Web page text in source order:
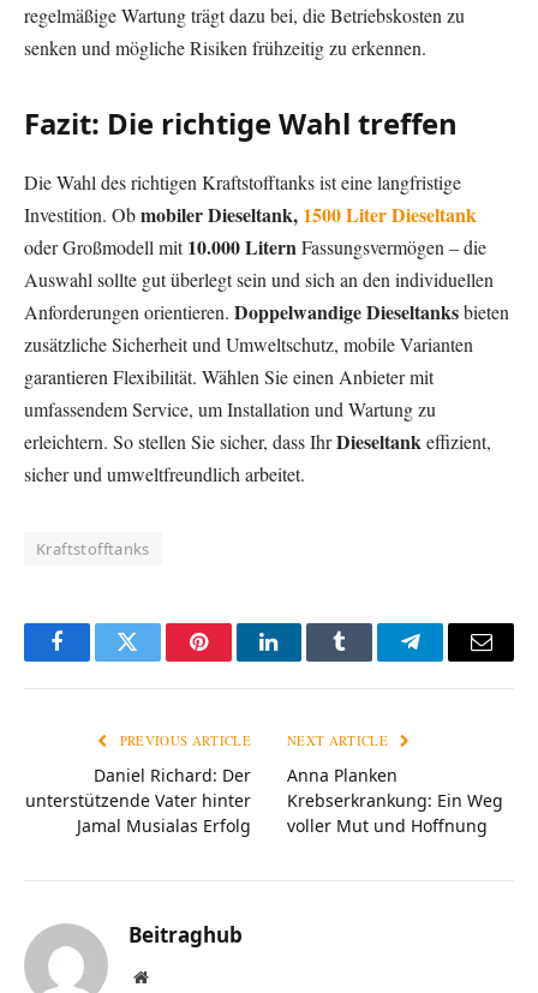
regelmäßige Wartung trägt dazu bei, die Betriebskosten zu
senken und mögliche Risiken frühzeitig zu erkennen.
Fazit: Die richtige Wahl treffen
Die Wahl des richtigen Kraftstofftanks ist eine langfristige
Investition. Obmobiler Dieseltank, 1500 Liter Dieseltank
oder Großmodell mit10.000 LiternFassungsvermögen – die
Auswahl sollte gut überlegt sein und sich an den individuellen
Anforderungen orientieren. Doppelwandige Dieseltanksbieten
zusätzliche Sicherheit und Umweltschutz, mobile Varianten
garantieren Flexibilität. Wählen Sie einen Anbieter mit
umfassendem Service, um Installation und Wartung zu
erleichtern. So stellen Sie sicher, dass IhrDieseltankeffizient,
sicher und umweltfreundlich arbeitet.
Kraftstofftanks
FacebookTwitter PinterestLinkedInTumblr TelegramEmail
PREVIOUS ARTICLE
Daniel Richard: Der
unterstützende Vater hinter
Jamal Musialas Erfolg
NEXT ARTICLE
Anna Planken
Krebserkrankung: Ein Weg
voller Mut und Hoffnung
Beitraghub
Website